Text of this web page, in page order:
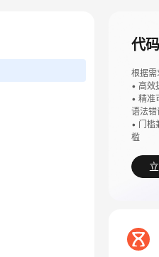
代
根据
• 高效
• 精准
语法错
• 门槛
槛